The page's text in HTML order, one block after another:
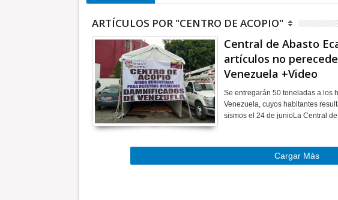
ARTÍCULOS POR "CENTRO DE ACOPIO"
Central de Abasto
artículos no
Venezuela +Video
Se entregarán 50 toneladas a los
Venezuela, cuyos habitantes
sismos el 24 de junioLa Central
Cargar Más